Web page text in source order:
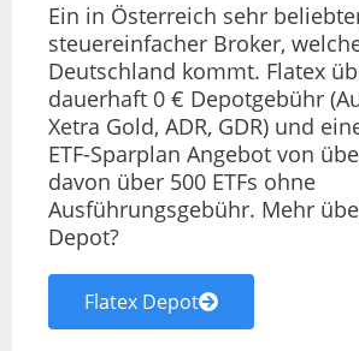
Ein in Österreich sehr
steuereinfacher Broker,
Deutschland kommt. Flatex
dauerhaft 0 € Depotgebühr
Xetra Gold, ADR, GDR) und
ETF-Sparplan Angebot von
davon über 500 ETFs ohne
Ausführungsgebühr. Mehr
Depot?
Flatex Depot